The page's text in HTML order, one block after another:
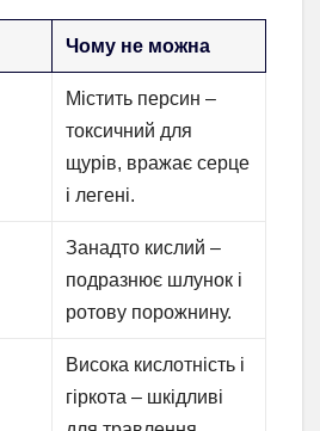
Чому не можна
Містить персин –
токсичний для
щурів, вражає серце
і легені.
Занадто кислий –
подразнює шлунок і
ротову порожнину.
Висока кислотність і
гіркота – шкідливі